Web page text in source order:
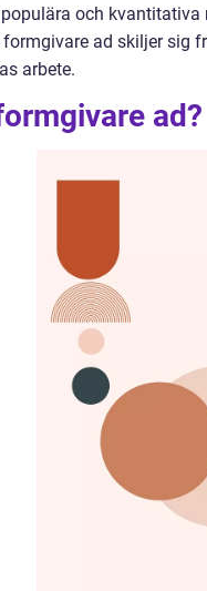
och
ad skiljer sig
arbete.
ad?